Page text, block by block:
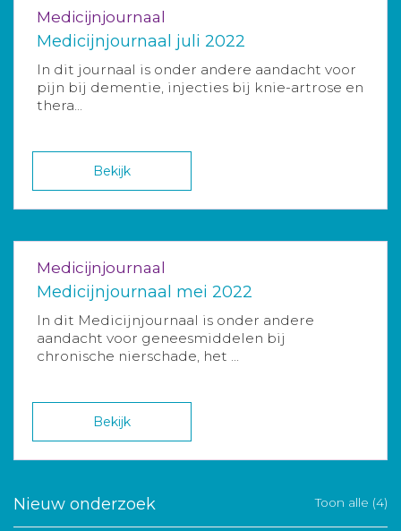
Medicijnjournaal
Medicijnjournaal juli 2022
In dit journaal is onder andere aandacht voor
pijn bij dementie, injecties bij knie-artrose en
thera...
Bekijk
Medicijnjournaal
Medicijnjournaal mei 2022
In dit Medicijnjournaal is onder andere
aandacht voor geneesmiddelen bij
chronische nierschade, het ...
Bekijk
Nieuw onderzoek Toon alle (4)